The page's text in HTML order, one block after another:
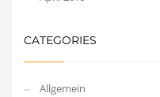
CATEGORIES
Allgemein